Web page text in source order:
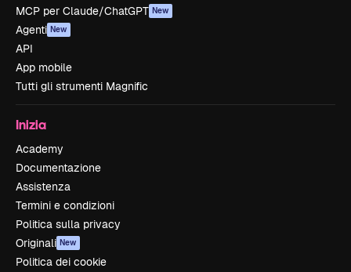
MCP per Claude/ChatGPT New
Agenti New
API
App mobile
Tutti gli strumenti Magnific
Inizia
Academy
Documentazione
Assistenza
Termini e condizioni
Politica sulla privacy
Originali New
Politica dei cookie